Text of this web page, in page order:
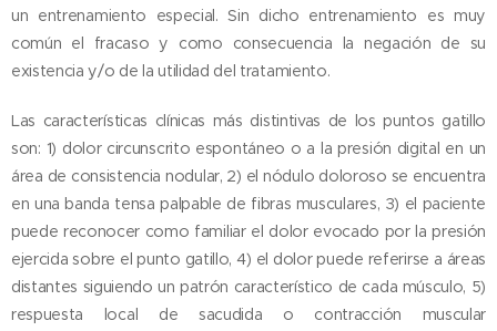
un entrenamiento especial. Sin dicho entrenamiento es muy
común el fracaso y como consecuencia la negación de su
existencia y/o de la utilidad del tratamiento.
Las características clínicas más distintivas de los puntos gatillo
son: 1) dolor circunscrito espontáneo o a la presión digital en un
área de consistencia nodular, 2) el nódulo doloroso se encuentra
en una banda tensa palpable de fibras musculares, 3) el paciente
puede reconocer como familiar el dolor evocado por la presión
ejercida sobre el punto gatillo, 4) el dolor puede referirse a áreas
distantes siguiendo un patrón característico de cada músculo, 5)
respuesta local de sacudida o contracción muscular